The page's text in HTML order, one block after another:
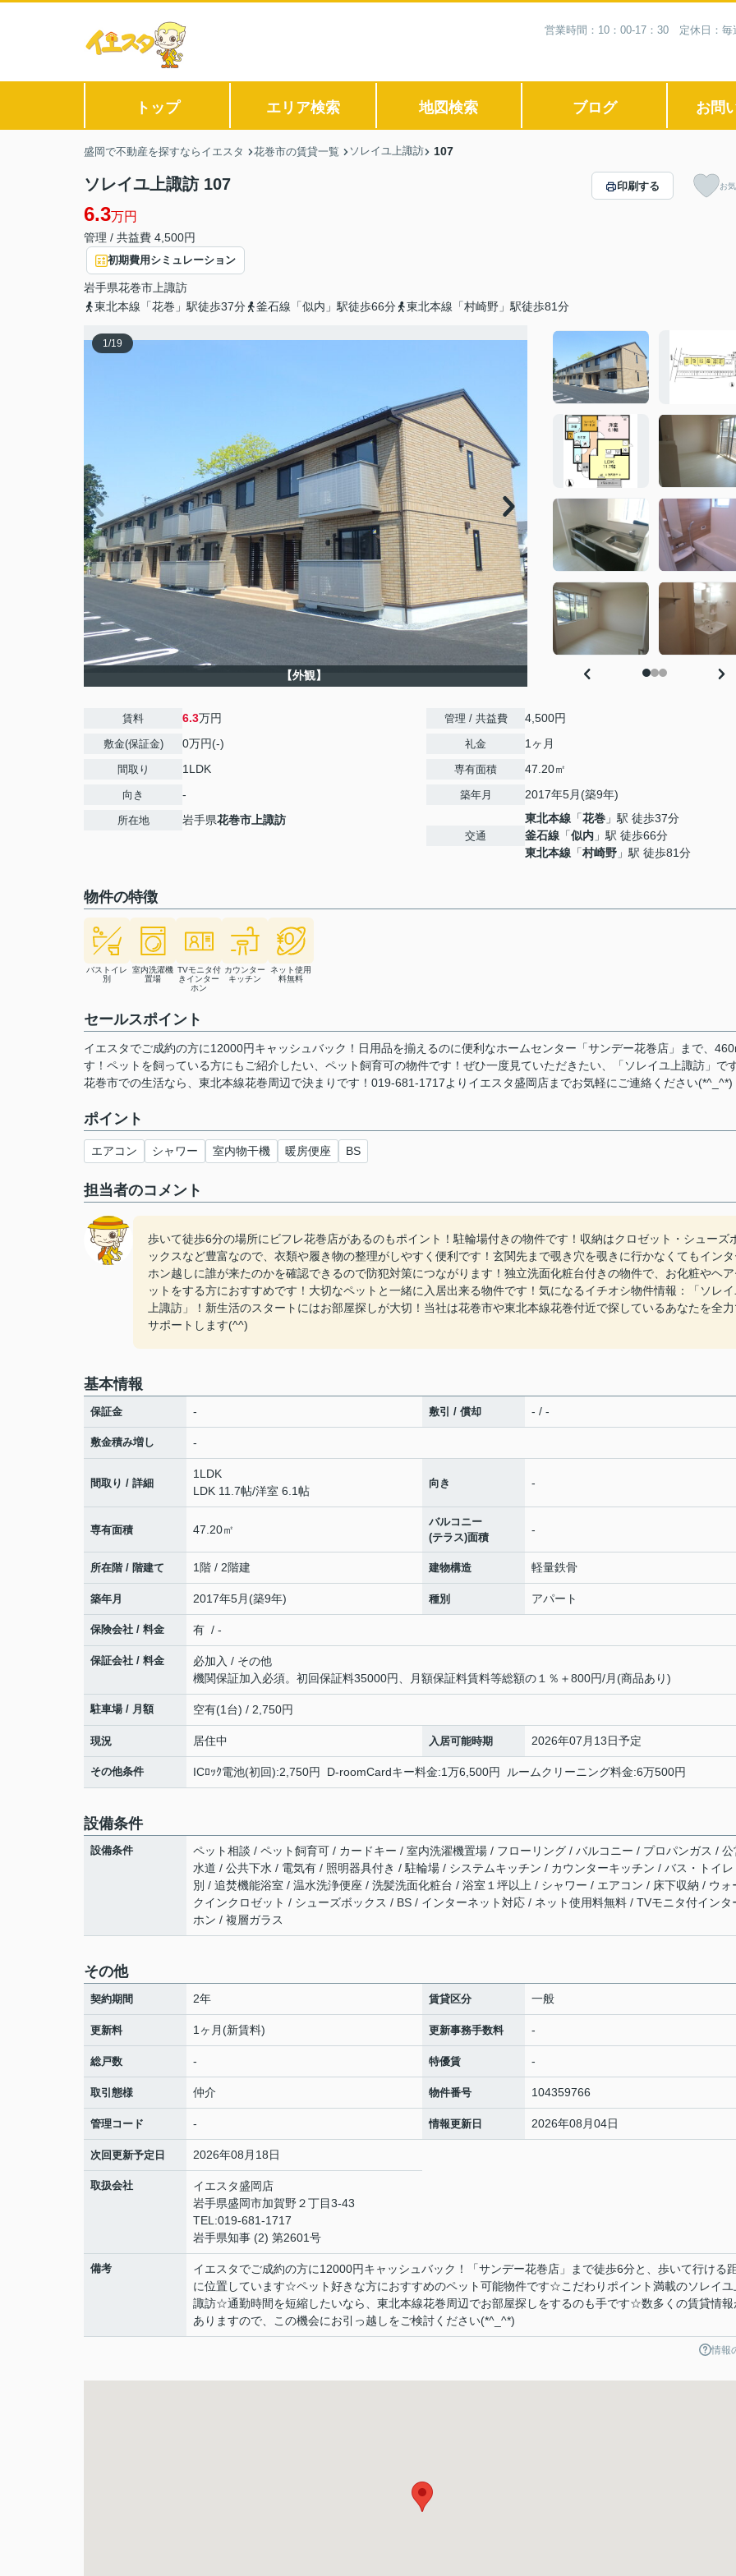
営業時間：10：00-17：30 定休日：毎
トップ エリア検索 地図検索 ブログ お問
盛岡で不動産を探すならイエスタ 花巻市の賃貸一覧 ソレイユ上諏訪 107
ソレイユ上諏訪 107
6.3万円
管理 / 共益費 4,500円
初期費用シミュレーション
岩手県花巻市 上諏訪
東北本線「花巻」駅徒歩37分
釜石線「似内」駅徒歩66分 東北本線「村崎野」駅徒歩81分
印刷する お
1/19
【外観】
賃料 6.3万円
敷金(保証金) 0万円(-)
間取り 1LDK
向き -
所在地 岩手県花巻市 上諏訪
管理 / 共益費 4,500円
礼金 1ヶ月
専有面積 47.20㎡
築年月 2017年5月(築9年)
交通
東北本線 「花巻 」駅 徒歩37分
釜石線 「似内 」駅 徒歩66分
東北本線 「村崎野 」駅 徒歩81分
物件の特徴
バストイレ
別
室内洗濯機
置場
TVモニタ付
きインター
ホン
カウンター
キッチン
ネット使用
料無料
セールスポイント
イエスタでご成約の方に12000円キャッシュバック！日用品を揃えるのに便利なホームセンター「サンデー花巻店」まで、
す！ペットを飼っている方にもご紹介したい、ペット飼育可の物件です！ぜひ一度見ていただきたい、「ソレイユ上諏訪」で
花巻市での生活なら、東北本線花巻周辺で決まりです！019-681-1717よりイエスタ盛岡店までお気軽にご連絡ください(*^_^*)
ポイント
エアコン シャワー 室内物干機 暖房便座 BS
担当者のコメント
歩いて徒歩6分の場所にビフレ花巻店があるのもポイント！駐輪場付きの物件です！収納はクロゼット・シューズ
ックスなど豊富なので、衣類や履き物の整理がしやすく便利です！玄関先まで覗き穴を覗きに行かなくてもインタ
ホン越しに誰が来たのかを確認できるので防犯対策につながります！独立洗面化粧台付きの物件で、お化粧やヘア
ットをする方におすすめです！大切なペットと一緒に入居出来る物件です！気になるイチオシ物件情報：「ソレイ
上諏訪」！新生活のスタートにはお部屋探しが大切！当社は花巻市や東北本線花巻付近で探しているあなたを全
サポートします(^^)
基本情報
保証金 - 敷引 / 償却 - / -
敷金積み増し -
間取り / 詳細
1LDK
LDK 11.7帖/洋室 6.1帖
向き -
専有面積 47.20㎡
バルコニー
(テラス)面積
-
所在階 / 階建て 1階 / 2階建 建物構造 軽量鉄骨
築年月 2017年5月(築9年) 種別 アパート
保険会社 / 料金 有 / -
保証会社 / 料金
必加入 / その他
機関保証加入必須。初回保証料35000円、月額保証料賃料等総額の１％＋800円/月(商品あり)
駐車場 / 月額 空有(1台) / 2,750円
現況 居住中 入居可能時期 2026年07月13日予定
その他条件 ICﾛｯｸ電池(初回):2,750円 D-roomCardキー料金:1万6,500円 ルームクリーニング料金:6万500円
設備条件
設備条件
ペット相談 / ペット飼育可 / カードキー / 室内洗濯機置場 / フローリング / バルコニー / プロパンガス / 公
水道 / 公共下水 / 電気有 / 照明器具付き / 駐輪場 / システムキッチン / カウンターキッチン / バス・トイレ
別 / 追焚機能浴室 / 温水洗浄便座 / 洗髪洗面化粧台 / 浴室１坪以上 / シャワー / エアコン / 床下収納 / ウォ
クインクロゼット / シューズボックス / BS / インターネット対応 / ネット使用料無料 / TVモニタ付インタ
ホン / 複層ガラス
その他
契約期間 2年 賃貸区分 一般
更新料 1ヶ月(新賃料) 更新事務手数料 -
総戸数 - 特優賃 -
取引態様 仲介 物件番号 104359766
管理コード - 情報更新日 2026年08月04日
次回更新予定日 2026年08月18日
取扱会社
イエスタ盛岡店
岩手県盛岡市加賀野２丁目3-43
TEL:019-681-1717
岩手県知事 (2) 第2601号
備考
イエスタでご成約の方に12000円キャッシュバック！「サンデー花巻店」まで徒歩6分と、歩いて行ける
に位置しています☆ペット好きな方におすすめのペット可能物件です☆こだわりポイント満載のソレイユ
諏訪☆通勤時間を短縮したいなら、東北本線花巻周辺でお部屋探しをするのも手です☆数多くの賃貸情報
ありますので、この機会にお引っ越しをご検討ください(*^_^*)
情報